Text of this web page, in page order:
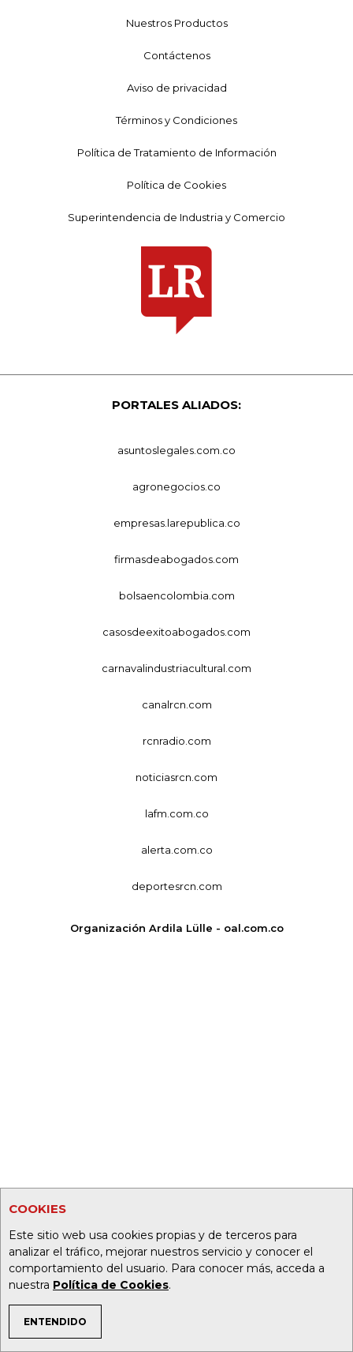
COOKIES
Este sitio web usa cookies propias y de terceros para
analizar el tráfico, mejorar nuestros servicio y conocer el
comportamiento del usuario. Para conocer más, acceda a
nuestra Política de Cookies.
ENTENDIDO
TEMAS DE INTERÉS
Nuestros Productos
Contáctenos
Aviso de privacidad
Términos y Condiciones
Política de Tratamiento de Información
Política de Cookies
Superintendencia de Industria y Comercio
PORTALES ALIADOS:
asuntoslegales.com.co
agronegocios.co
empresas.larepublica.co
firmasdeabogados.com
bolsaencolombia.com
casosdeexitoabogados.com
carnavalindustriacultural.com
canalrcn.com
rcnradio.com
noticiasrcn.com
lafm.com.co
alerta.com.co
deportesrcn.com
Organización Ardila Lülle - oal.com.co